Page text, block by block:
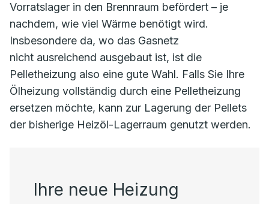
Vorratslager in den Brennraum befördert – je
nachdem, wie viel Wärme benötigt wird.
Insbesondere da, wo das Gasnetz
nicht ausreichend ausgebaut ist, ist die
Pelletheizung also eine gute Wahl. Falls Sie Ihre
Ölheizung vollständig durch eine Pelletheizung
ersetzen möchte, kann zur Lagerung der Pellets
der bisherige Heizöl-Lagerraum genutzt werden.
Ihre neue Heizung